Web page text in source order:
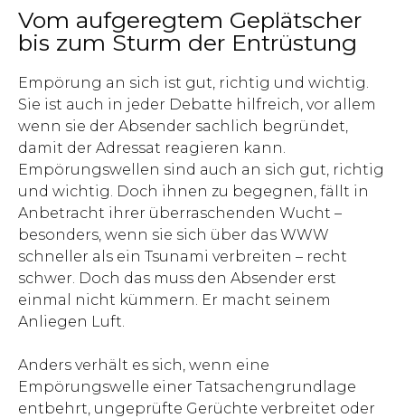
Vom aufgeregtem Geplätscher
bis zum Sturm der Entrüstung
Empörung an sich ist gut, richtig und wichtig.
Sie ist auch in jeder Debatte hilfreich, vor allem
wenn sie der Absender sachlich begründet,
damit der Adressat reagieren kann.
Empörungswellen sind auch an sich gut, richtig
und wichtig. Doch ihnen zu begegnen, fällt in
Anbetracht ihrer überraschenden Wucht –
besonders, wenn sie sich über das WWW
schneller als ein Tsunami verbreiten – recht
schwer. Doch das muss den Absender erst
einmal nicht kümmern. Er macht seinem
Anliegen Luft.
Anders verhält es sich, wenn eine
Empörungswelle einer Tatsachengrundlage
entbehrt, ungeprüfte Gerüchte verbreitet oder